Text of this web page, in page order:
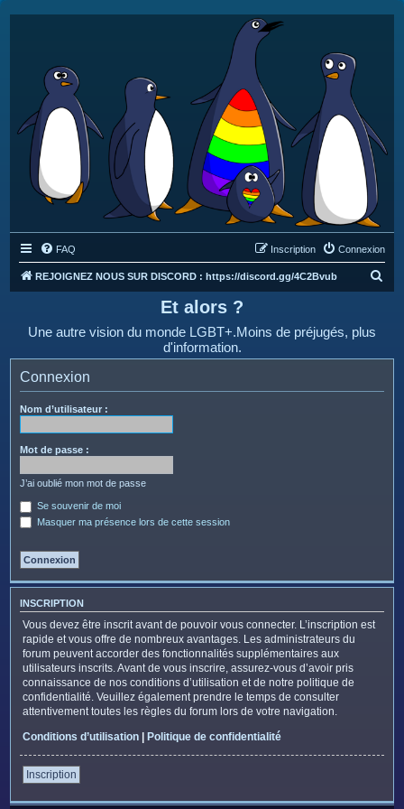
FAQ Connexion
Inscription
REJOIGNEZ NOUS SUR DISCORD : https://discord.gg/4C2Bvub
e
Et alors ?
Une autre vision du monde LGBT+.Moins de préjugés, plus
d'information.
Connexion
Nom d’utilisateur :
Mot de passe :
J’ai oublié mon mot de passe
Se souvenir de moi
Masquer ma présence lors de cette session
INSCRIPTION
Vous devez être inscrit avant de pouvoir vous connecter. L’inscription est
rapide et vous offre de nombreux avantages. Les administrateurs du
forum peuvent accorder des fonctionnalités supplémentaires aux
utilisateurs inscrits. Avant de vous inscrire, assurez-vous d’avoir pris
connaissance de nos conditions d’utilisation et de notre politique de
confidentialité. Veuillez également prendre le temps de consulter
attentivement toutes les règles du forum lors de votre navigation.
Conditions d’utilisation | Politique de confidentialité
Inscription